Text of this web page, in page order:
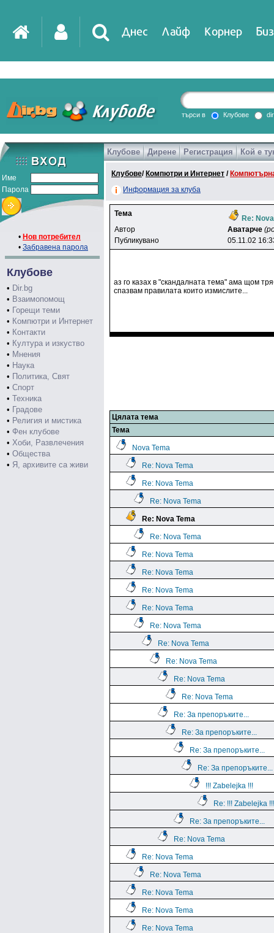
Днес Лайф Корнер
DirTV Impressio
Games
търси в Клубове
Име
Парола
• Нов потребител
• Забравена парола
Клубове
• Dir.bg
• Взаимопомощ
• Горещи теми
• Компютри и Интернет
• Контакти
• Култура и изкуство
• Мнения
• Наука
• Политика, Свят
• Спорт
• Техника
• Градове
• Религия и мистика
• Фен клубове
• Хоби, Развлечения
• Общества
• Я, архивите са живи
Клубове Дирене Регистрация Кой е
Клубове/ Компютри и Интернет /
Информация за клуба
Тема
Re:
Автор
Aвaтapчe
Публикувано
05.11.02
аз го казах в "скандалната тема" ама щом
спазвам правилата които измислите...
Цялата тема
Тема
Nova Tema
Re: Nova Tema
Re: Nova Tema
Re: Nova Tema
Re: Nova Tema
Re: Nova Tema
Re: Nova Tema
Re: Nova Tema
Re: Nova Tema
Re: Nova Tema
Re: Nova Tema
Re: Nova Tema
Re: Nova Tema
Re: Nova Tema
Re: Nova Tema
Re: За препоръките...
Re: За препоръките...
Re: За препоръките...
Re: За препоръките...
!!! Zabelejka !!!
Re: !!! Zabelejka !!!
Re: За препоръките...
Re: Nova Tema
Re: Nova Tema
Re: Nova Tema
Re: Nova Tema
Re: Nova Tema
Re: Nova Tema